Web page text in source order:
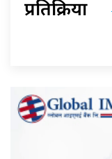
प्रतिक्रिया